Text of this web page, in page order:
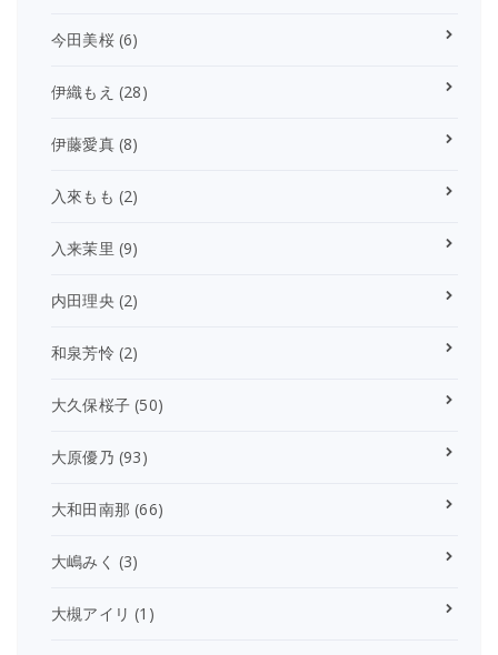
今田美桜(6)
伊織もえ (28)
伊藤愛真(8)
入來もも (2)
入来茉里 (9)
内田理央 (2)
和泉芳怜 (2)
大久保桜子 (50)
大原優乃 (93)
大和田南那 (66)
大嶋みく (3)
大槻アイリ (1)